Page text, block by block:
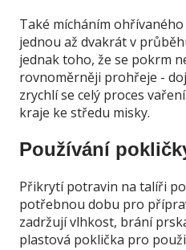
Také mícháním
jednou až dvakrát v
jednak toho, že se pokrm
rovnoměrněji prohřeje -
zrychlí se celý proces
kraje ke středu misky.
Používání
Přikrytí potravin na talíři
potřebnou dobu pro
zadržují vlhkost, brání
plastová poklička pro